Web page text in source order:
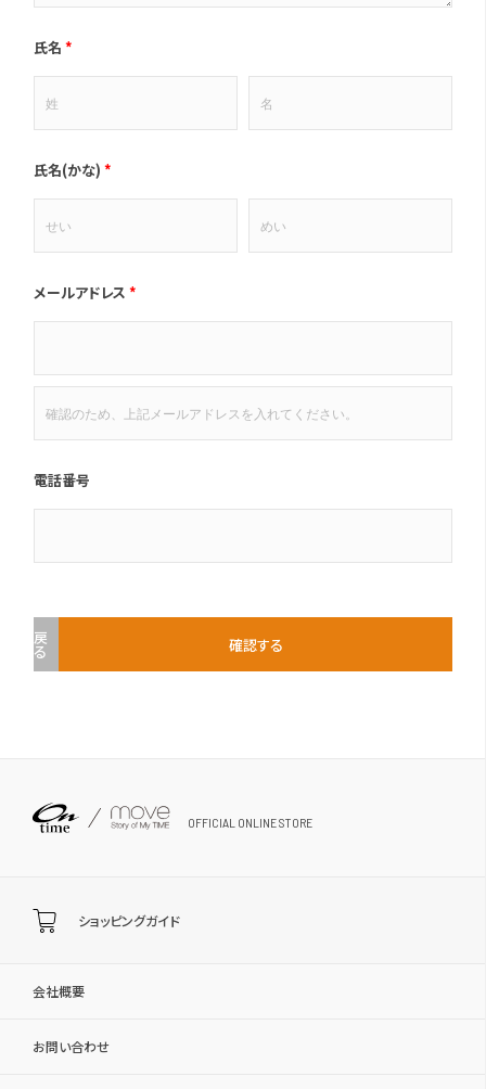
氏名 *
氏名(かな) *
メールアドレス *
電話番号
戻
る 確認する
OFFICIAL ONLINE STORE
会社概要
お問い合わせ
ショッピングガイド